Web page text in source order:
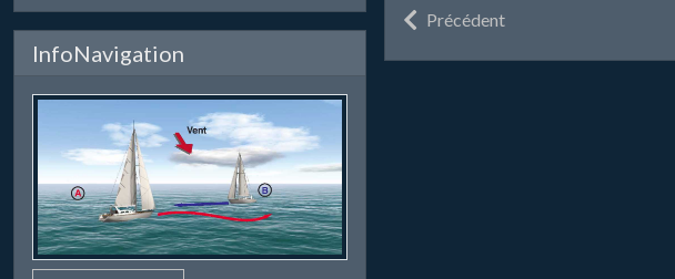
InfoNavigation
Précédent